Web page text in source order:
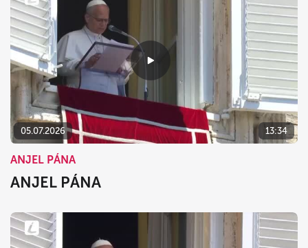
05.07.2026 13:34
ANJEL PÁNA
ANJEL PÁNA